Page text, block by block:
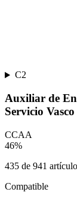
C2
Auxiliar de
Servicio
CCAA
46%
435 de 941
Compatible